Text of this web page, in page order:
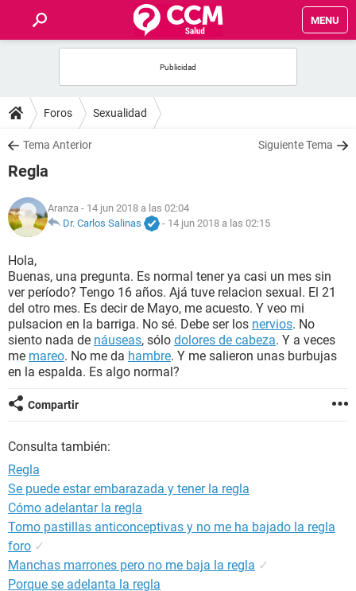
MENU
FOROS
SALUD
FAMILIA
NUTRICIÓN
BIENESTAR
SEXUALIDAD
GLOSARIO
Foros Sexualidad
Tema Anterior Siguiente Tema
Regla
Aranza - 14 jun 2018 a las 02:04
Dr. Carlos Salinas
- 14 jun 2018 a las 02:15
Hola,
Buenas, una pregunta. Es normal tener ya casi un mes sin
ver período? Tengo 16 años. Ajá tuve relacion sexual. El 21
del otro mes. Es decir de Mayo, me acuesto. Y veo mi
pulsacion en la barriga. No sé. Debe ser los nervios. No
siento nada de náuseas, sólo dolores de cabeza. Y a veces
me mareo. No me da hambre. Y me salieron unas burbujas
en la espalda. Es algo normal?
Compartir
Consulta también:
Regla
Se puede estar embarazada y tener la regla
Cómo adelantar la regla
Tomo pastillas anticonceptivas y no me ha bajado la regla
foro ✓
Manchas marrones pero no me baja la regla ✓
Porque se adelanta la regla